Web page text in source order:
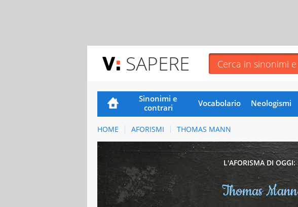
SAPERE
Sinonimi e
contrari
Vocabolario Neologismi
HOME AFORISMI THOMAS MANN
L'AFORISMA DI OGGI:
Thomas Mann